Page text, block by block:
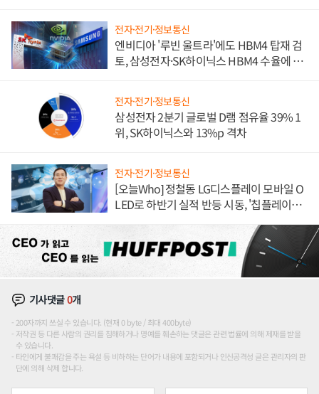
전자·전기·정보통신
엔비디아 '루빈 울트라'에도 HBM4 탑재 검
토, 삼성전자·SK하이닉스 HBM4 수율에 주
전자·전기·정보통신
삼성전자 2분기 글로벌 D램 점유율 39% 1
위, SK하이닉스와 13%p 격차
전자·전기·정보통신
[오늘Who] 정철동 LG디스플레이 모바일 O
LED로 하반기 실적 반등 시동, '칩플레이
기사댓글0개
200자까지 쓰실 수 있습니다. (현재 0 byte / 최대 400byte)
저작권 등 다른 사람의 권리를 침해하거나 명예를 훼손하는 댓글은 관련 법률에 의해 제재를 받을
수 있습니다.
타인에게 불쾌감을 주는 욕설 등 비하하는 단어가 내용에 포함되거나 인신공격성 글은 관리자의 판
단에 의해 삭제 합니다.